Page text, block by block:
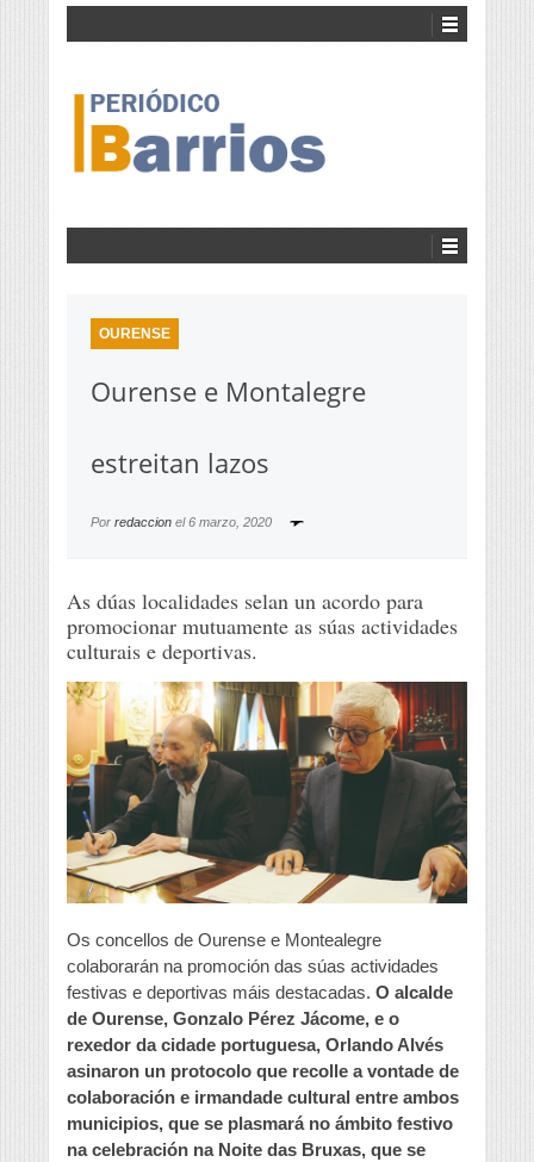
OURENSE
Ourense e Montalegre
estreitan lazos
Por redaccion el6 marzo, 2020
As dúas localidades selan un acordo para
promocionar mutuamente as súas actividades
culturais e deportivas.
Os concellos de Ourense e Montealegre
colaborarán na promoción das súas actividades
festivas e deportivas máis destacadas. O alcalde
de Ourense, Gonzalo Pérez Jácome, e o
rexedor da cidade portuguesa, Orlando Alvés
asinaron un protocolo que recolle a vontade de
colaboración e irmandade cultural entre ambos
municipios, que se plasmará no ámbito festivo
na celebración na Noite das Bruxas, que se